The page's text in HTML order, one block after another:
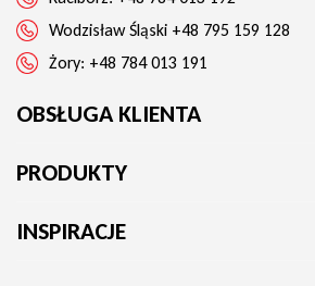
Wodzisław Śląski +48 795 159 128
Żory: +48 784 013 191
OBSŁUGA KLIENTA
PRODUKTY
INSPIRACJE